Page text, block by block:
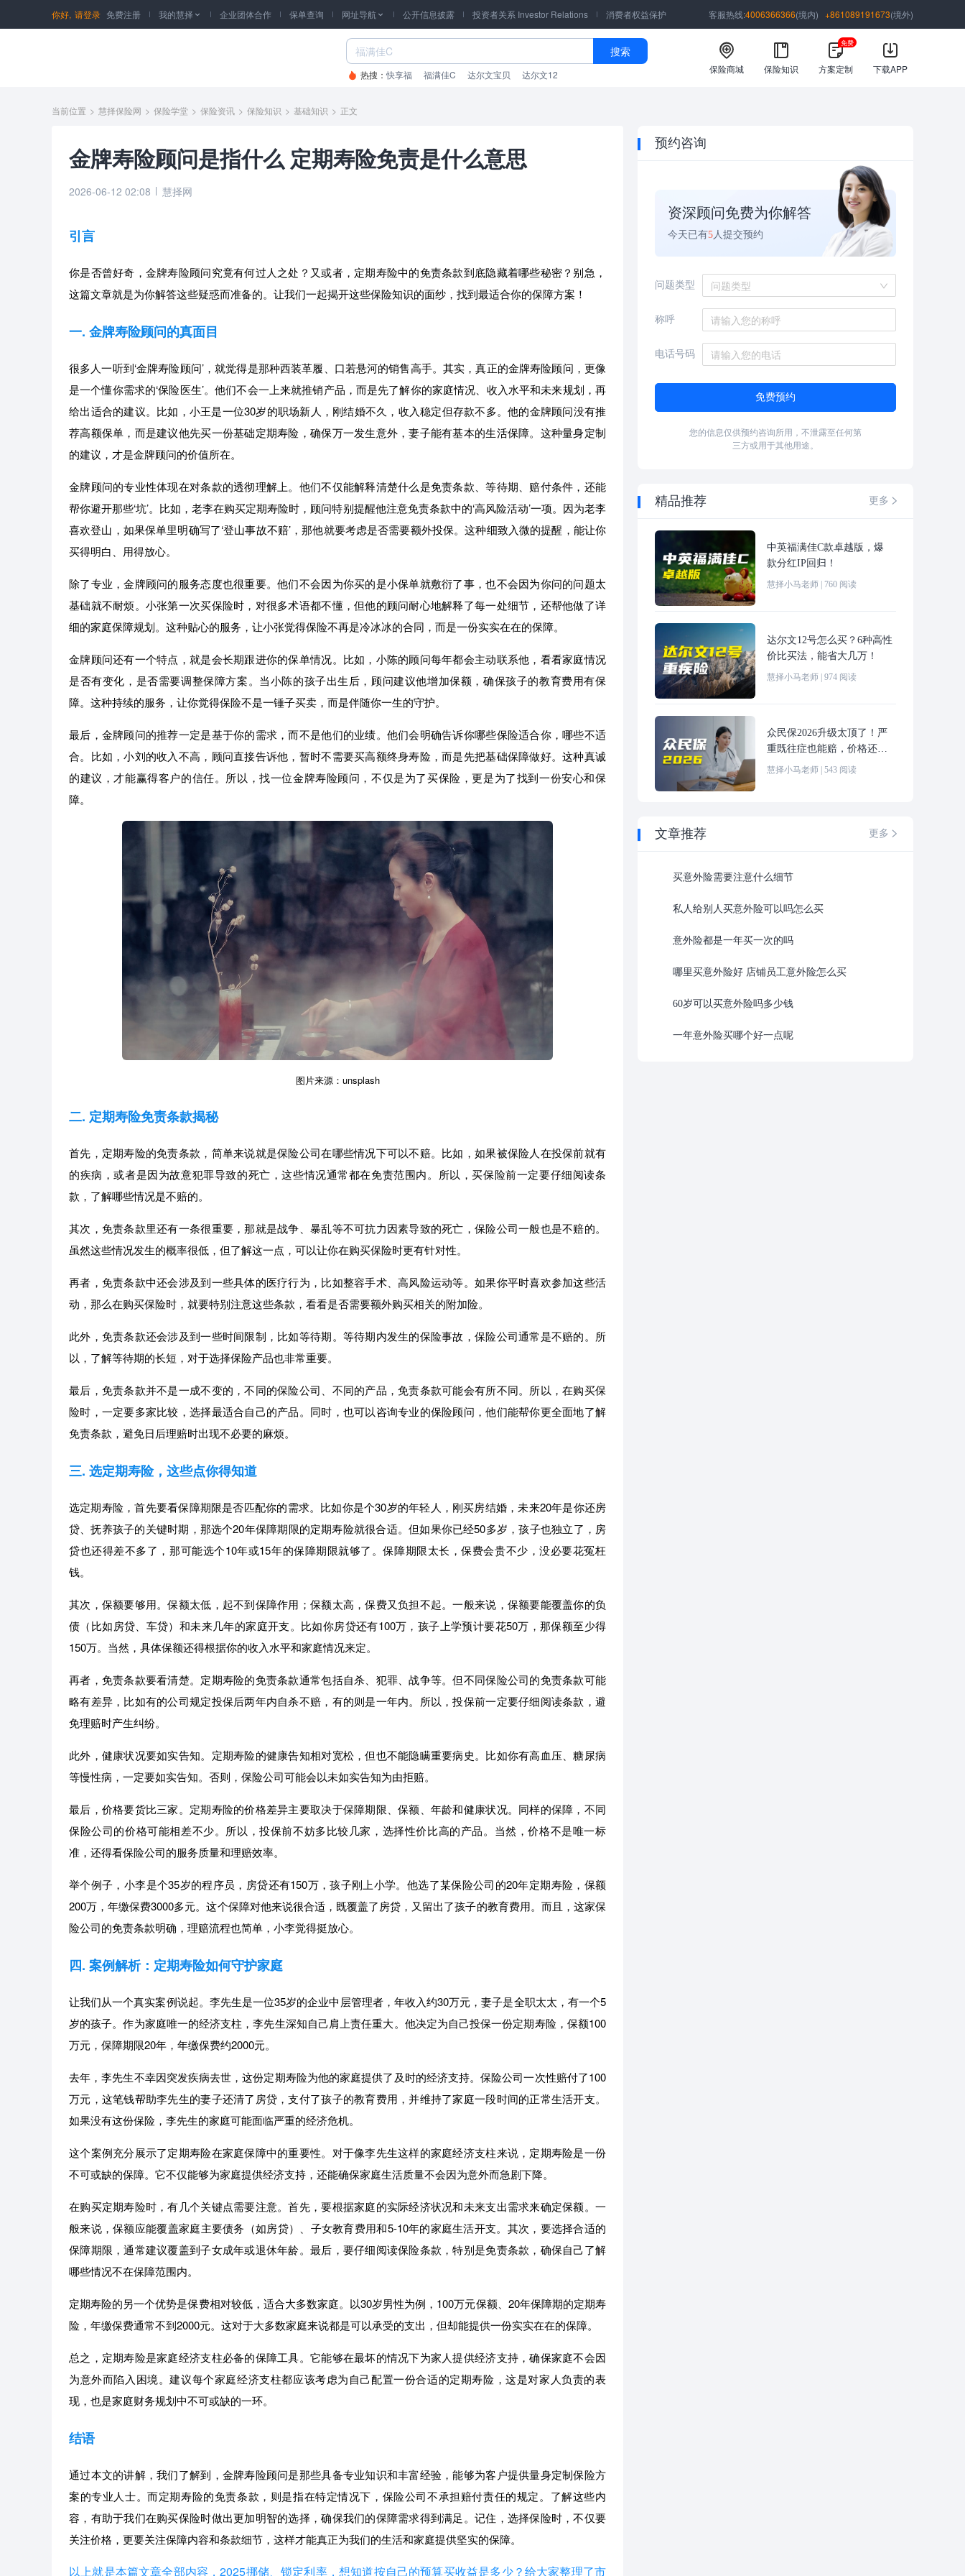
你好, 请登录 免费注册 我的慧择  企业团体合作 保单查询 网址导航  公开信息披露 投资者关系 Investor Relations 消费者权益保护 客服热线:4006366366(境内) +861089191673(境外)
搜索
热搜：快享福 福满佳C 达尔文宝贝 达尔文12 保险商城 保险知识 方案定制
免费
下载APP
当前位置 > 慧择保险网 > 保险学堂 > 保险资讯 > 保险知识 > 基础知识 > 正文
金牌寿险顾问是指什么 定期寿险免责是什么意思
2026-06-12 02:08 慧择网
引言
你是否曾好奇，金牌寿险顾问究竟有何过人之处？又或者，定期寿险中的免责条款到底隐藏着哪些秘密？别急，
这篇文章就是为你解答这些疑惑而准备的。让我们一起揭开这些保险知识的面纱，找到最适合你的保障方案！
一. 金牌寿险顾问的真面目
很多人一听到‘金牌寿险顾问’，就觉得是那种西装革履、口若悬河的销售高手。其实，真正的金牌寿险顾问，更像
是一个懂你需求的‘保险医生’。他们不会一上来就推销产品，而是先了解你的家庭情况、收入水平和未来规划，再
给出适合的建议。比如，小王是一位30岁的职场新人，刚结婚不久，收入稳定但存款不多。他的金牌顾问没有推
荐高额保单，而是建议他先买一份基础定期寿险，确保万一发生意外，妻子能有基本的生活保障。这种量身定制
的建议，才是金牌顾问的价值所在。
金牌顾问的专业性体现在对条款的透彻理解上。他们不仅能解释清楚什么是免责条款、等待期、赔付条件，还能
帮你避开那些‘坑’。比如，老李在购买定期寿险时，顾问特别提醒他注意免责条款中的‘高风险活动’一项。因为老李
喜欢登山，如果保单里明确写了‘登山事故不赔’，那他就要考虑是否需要额外投保。这种细致入微的提醒，能让你
买得明白、用得放心。
除了专业，金牌顾问的服务态度也很重要。他们不会因为你买的是小保单就敷衍了事，也不会因为你问的问题太
基础就不耐烦。小张第一次买保险时，对很多术语都不懂，但他的顾问耐心地解释了每一处细节，还帮他做了详
细的家庭保障规划。这种贴心的服务，让小张觉得保险不再是冷冰冰的合同，而是一份实实在在的保障。
金牌顾问还有一个特点，就是会长期跟进你的保单情况。比如，小陈的顾问每年都会主动联系他，看看家庭情况
是否有变化，是否需要调整保障方案。当小陈的孩子出生后，顾问建议他增加保额，确保孩子的教育费用有保
障。这种持续的服务，让你觉得保险不是一锤子买卖，而是伴随你一生的守护。
最后，金牌顾问的推荐一定是基于你的需求，而不是他们的业绩。他们会明确告诉你哪些保险适合你，哪些不适
合。比如，小刘的收入不高，顾问直接告诉他，暂时不需要买高额终身寿险，而是先把基础保障做好。这种真诚
的建议，才能赢得客户的信任。所以，找一位金牌寿险顾问，不仅是为了买保险，更是为了找到一份安心和保
障。
图片来源：unsplash
二. 定期寿险免责条款揭秘
首先，定期寿险的免责条款，简单来说就是保险公司在哪些情况下可以不赔。比如，如果被保险人在投保前就有
的疾病，或者是因为故意犯罪导致的死亡，这些情况通常都在免责范围内。所以，买保险前一定要仔细阅读条
款，了解哪些情况是不赔的。
其次，免责条款里还有一条很重要，那就是战争、暴乱等不可抗力因素导致的死亡，保险公司一般也是不赔的。
虽然这些情况发生的概率很低，但了解这一点，可以让你在购买保险时更有针对性。
再者，免责条款中还会涉及到一些具体的医疗行为，比如整容手术、高风险运动等。如果你平时喜欢参加这些活
动，那么在购买保险时，就要特别注意这些条款，看看是否需要额外购买相关的附加险。
此外，免责条款还会涉及到一些时间限制，比如等待期。等待期内发生的保险事故，保险公司通常是不赔的。所
以，了解等待期的长短，对于选择保险产品也非常重要。
最后，免责条款并不是一成不变的，不同的保险公司、不同的产品，免责条款可能会有所不同。所以，在购买保
险时，一定要多家比较，选择最适合自己的产品。同时，也可以咨询专业的保险顾问，他们能帮你更全面地了解
免责条款，避免日后理赔时出现不必要的麻烦。
三. 选定期寿险，这些点你得知道
选定期寿险，首先要看保障期限是否匹配你的需求。比如你是个30岁的年轻人，刚买房结婚，未来20年是你还房
贷、抚养孩子的关键时期，那选个20年保障期限的定期寿险就很合适。但如果你已经50多岁，孩子也独立了，房
贷也还得差不多了，那可能选个10年或15年的保障期限就够了。保障期限太长，保费会贵不少，没必要花冤枉
钱。
其次，保额要够用。保额太低，起不到保障作用；保额太高，保费又负担不起。一般来说，保额要能覆盖你的负
债（比如房贷、车贷）和未来几年的家庭开支。比如你房贷还有100万，孩子上学预计要花50万，那保额至少得
150万。当然，具体保额还得根据你的收入水平和家庭情况来定。
再者，免责条款要看清楚。定期寿险的免责条款通常包括自杀、犯罪、战争等。但不同保险公司的免责条款可能
略有差异，比如有的公司规定投保后两年内自杀不赔，有的则是一年内。所以，投保前一定要仔细阅读条款，避
免理赔时产生纠纷。
此外，健康状况要如实告知。定期寿险的健康告知相对宽松，但也不能隐瞒重要病史。比如你有高血压、糖尿病
等慢性病，一定要如实告知。否则，保险公司可能会以未如实告知为由拒赔。
最后，价格要货比三家。定期寿险的价格差异主要取决于保障期限、保额、年龄和健康状况。同样的保障，不同
保险公司的价格可能相差不少。所以，投保前不妨多比较几家，选择性价比高的产品。当然，价格不是唯一标
准，还得看保险公司的服务质量和理赔效率。
举个例子，小李是个35岁的程序员，房贷还有150万，孩子刚上小学。他选了某保险公司的20年定期寿险，保额
200万，年缴保费3000多元。这个保障对他来说很合适，既覆盖了房贷，又留出了孩子的教育费用。而且，这家保
险公司的免责条款明确，理赔流程也简单，小李觉得挺放心。
四. 案例解析：定期寿险如何守护家庭
让我们从一个真实案例说起。李先生是一位35岁的企业中层管理者，年收入约30万元，妻子是全职太太，有一个5
岁的孩子。作为家庭唯一的经济支柱，李先生深知自己肩上责任重大。他决定为自己投保一份定期寿险，保额100
万元，保障期限20年，年缴保费约2000元。
去年，李先生不幸因突发疾病去世，这份定期寿险为他的家庭提供了及时的经济支持。保险公司一次性赔付了100
万元，这笔钱帮助李先生的妻子还清了房贷，支付了孩子的教育费用，并维持了家庭一段时间的正常生活开支。
如果没有这份保险，李先生的家庭可能面临严重的经济危机。
这个案例充分展示了定期寿险在家庭保障中的重要性。对于像李先生这样的家庭经济支柱来说，定期寿险是一份
不可或缺的保障。它不仅能够为家庭提供经济支持，还能确保家庭生活质量不会因为意外而急剧下降。
在购买定期寿险时，有几个关键点需要注意。首先，要根据家庭的实际经济状况和未来支出需求来确定保额。一
般来说，保额应能覆盖家庭主要债务（如房贷）、子女教育费用和5-10年的家庭生活开支。其次，要选择合适的
保障期限，通常建议覆盖到子女成年或退休年龄。最后，要仔细阅读保险条款，特别是免责条款，确保自己了解
哪些情况不在保障范围内。
定期寿险的另一个优势是保费相对较低，适合大多数家庭。以30岁男性为例，100万元保额、20年保障期的定期寿
险，年缴保费通常不到2000元。这对于大多数家庭来说都是可以承受的支出，但却能提供一份实实在在的保障。
总之，定期寿险是家庭经济支柱必备的保障工具。它能够在最坏的情况下为家人提供经济支持，确保家庭不会因
为意外而陷入困境。建议每个家庭经济支柱都应该考虑为自己配置一份合适的定期寿险，这是对家人负责的表
现，也是家庭财务规划中不可或缺的一环。
结语
通过本文的讲解，我们了解到，金牌寿险顾问是那些具备专业知识和丰富经验，能够为客户提供量身定制保险方
案的专业人士。而定期寿险的免责条款，则是指在特定情况下，保险公司不承担赔付责任的规定。了解这些内
容，有助于我们在购买保险时做出更加明智的选择，确保我们的保障需求得到满足。记住，选择保险时，不仅要
关注价格，更要关注保障内容和条款细节，这样才能真正为我们的生活和家庭提供坚实的保障。
以上就是本篇文章全部内容，2025挪储、锁定利率，想知道按自己的预算买收益是多少？给大家整理了市
预约咨询
资深顾问免费为你解答
今天已有5人提交预约
问题类型 问题类型
称呼
电话号码
免费预约
您的信息仅供预约咨询所用，不泄露至任何第
三方或用于其他用途。
精品推荐 更多 
中英福满佳C款卓越版，爆
款分红IP回归！
慧择小马老师 760 阅读
达尔文12号怎么买？6种高性
价比买法，能省大几万！
慧择小马老师 974 阅读
众民保2026升级太顶了！严
重既往症也能赔，价格还更
便宜！
慧择小马老师 543 阅读
文章推荐 更多 
买意外险需要注意什么细节
私人给别人买意外险可以吗怎么买
意外险都是一年买一次的吗
哪里买意外险好 店铺员工意外险怎么买
60岁可以买意外险吗多少钱
一年意外险买哪个好一点呢